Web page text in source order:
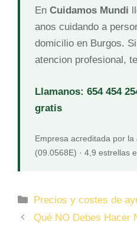
En Cuidamos Mundi
anos cuidando a
domicilio en Burgos.
atencion profesional,
Llamanos: 654 454
gratis
Empresa acreditada por
(09.0568E) · 4,9 estrellas
Categorías
Precios y costes de
Qué NO Debes Hacer